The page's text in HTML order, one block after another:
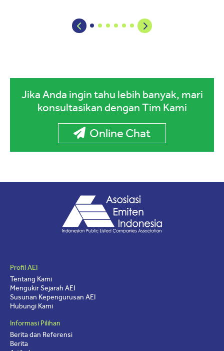
Jika Anda ingin tahu lebih banyak, mari
konsultasikan dengan Tim Kami
Online Chat
Profil AEI
Tentang Kami
Mengukir Sejarah AEI
Susunan Kepengurusan AEI
Hubungi Kami
Informasi Pilihan
Berita dan Referensi
Berita